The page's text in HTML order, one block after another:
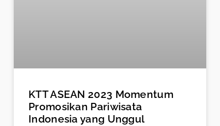
KTT ASEAN 2023 Momentum
Promosikan Pariwisata
Indonesia yang Unggul